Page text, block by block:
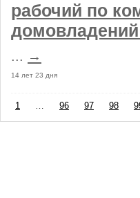
рабочий по
домовладений
... →
14 лет 23 дня
1 … 96 97 98